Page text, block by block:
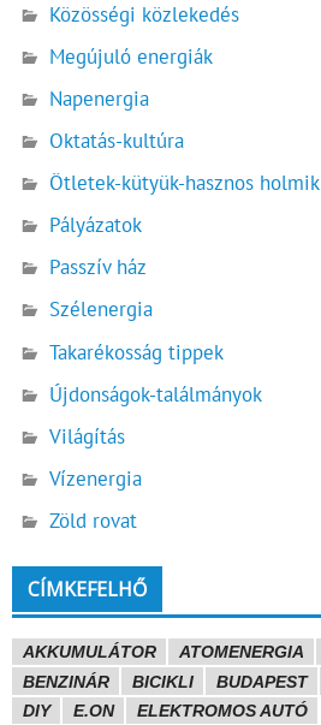
Közösségi közlekedés
Megújuló energiák
Napenergia
Oktatás-kultúra
Ötletek-kütyük-hasznos holmik
Pályázatok
Passzív ház
Szélenergia
Takarékosság tippek
Újdonságok-találmányok
Világítás
Vízenergia
Zöld rovat
CÍMKEFELHŐ
AKKUMULÁTOR ATOMENERGIA
BENZINÁR
BICIKLI BUDAPEST
DIY
E.ON
ELEKTROMOS AUTÓ